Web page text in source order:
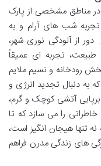
در مناطق مشخصی از پارک
تجربه شب های آرام و به
دور از آلودگی نوری شهر،
تجربه ای عمیقاً
رودخانه و نسیم ملایم
به دنبال تجدید انرژی و
آتشی کوچک و گرم،
را می سازد که تا
تنها هیجان انگیز است،
های زندگی مدرن فراهم